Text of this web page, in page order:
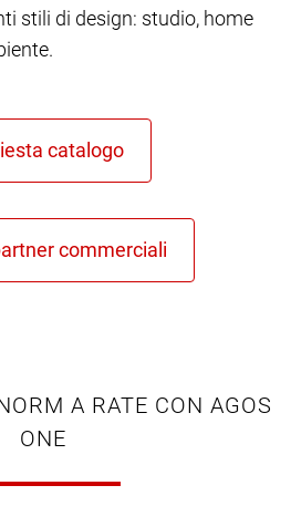
stili di design: studio, home
A RATE CON AGOS
ONE